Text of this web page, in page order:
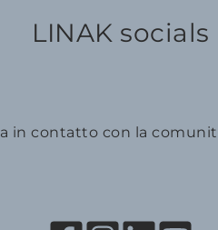
LINAK socials
in contatto con la